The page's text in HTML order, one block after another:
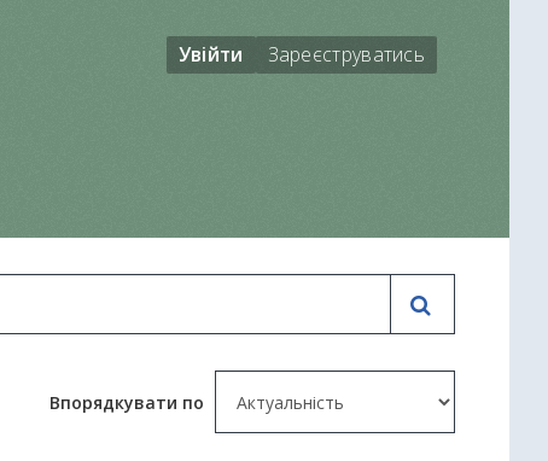
Увійти Зареєструватись
Впорядкувати по